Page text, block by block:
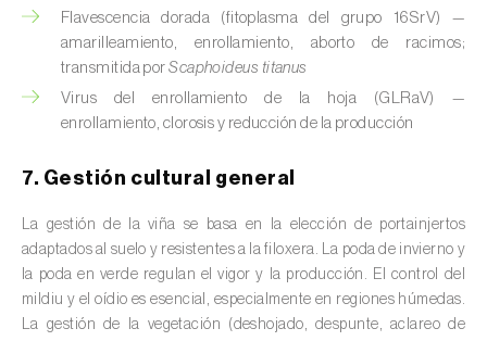
Ciruelo (Prunus domestica L.)
Cítricos (Citrus spp.)
Clavel (Dianthus caryophyllus)
Cocotero ( Cocos nucifera
Col ( Brassica oleracea
Colza ( Brassica napus
Crisantemo (Chrysanthemum spp.)
Flavescencia dorada (fitoplasma del grupo 16SrV) —
amarilleamiento, enrollamiento, aborto de racimos;
transmitida porScaphoideus titanus
Virus del enrollamiento de la hoja (GLRaV) —
enrollamiento, clorosis y reducción de la producción
7. Gestión cultural general
La gestión de la viña se basa en la elección de portainjertos
adaptados al suelo y resistentes a la filoxera. La poda de invierno y
la poda en verde regulan el vigor y la producción. El control del
mildiu y el oídio es esencial, especialmente en regiones húmedas.
La gestión de la vegetación (deshojado, despunte, aclareo de